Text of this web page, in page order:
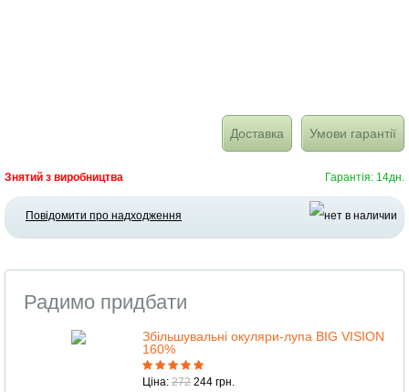
Доставка Умови гарантії
Знятий з виробництва Гарантія: 14дн.
Повідомити про надходження
Радимо придбати
Збільшувальні окуляри-лупа BIG VISION
160%
Ціна: 272 244 грн.